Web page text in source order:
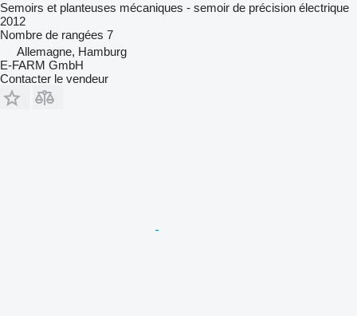
Semoirs et planteuses mécaniques - semoir de précision électrique
2012
Nombre de rangées 7
Allemagne, Hamburg
E-FARM GmbH
Contacter le vendeur